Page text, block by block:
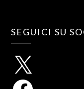
SEGUICI SU